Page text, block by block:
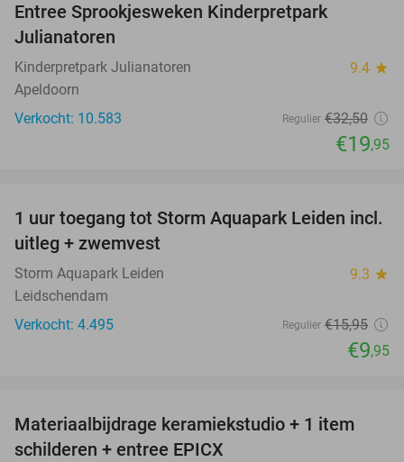
Entree Sprookjesweken Kinderpretpark
Julianatoren
Kinderpretpark Julianatoren 9.4 star
Apeldoorn
Verkocht: 10.583
Regulier €32,50
€19,95
38%
1 uur toegang tot Storm Aquapark Leiden incl.
uitleg + zwemvest
Storm Aquapark Leiden 9.3 star
Leidschendam
Verkocht: 4.495
Regulier €15,95
€9,95
41%
Materiaalbijdrage keramiekstudio + 1 item
schilderen + entree EPICX